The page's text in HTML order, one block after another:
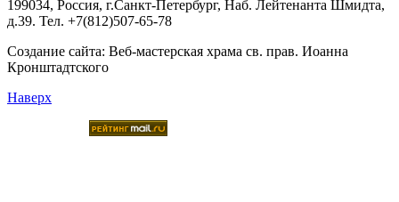
199034, Россия, г.Санкт-Петербург, Наб. Лейтенанта Шмидта,
д.39. Тел. +7(812)507-65-78
Создание сайта: Веб-мастерская храма св. прав. Иоанна
Кронштадтского
Наверх